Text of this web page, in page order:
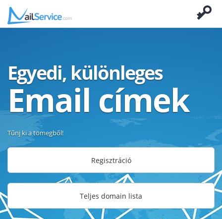
Egyedi, különleges
Email címek
Tűnj ki a tömegből!
Regisztráció
Teljes domain lista